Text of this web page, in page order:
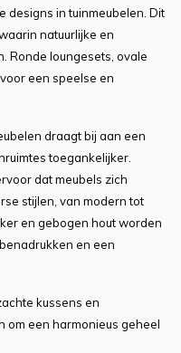
designs in tuinmeubelen. Dit
natuurlijke en
Ronde loungesets, ovale
een speelse en
draagt bij aan een
toegankelijker.
dat meubels zich
stijlen, van modern tot
en gebogen hout worden
en een
kussens en
om een harmonieus geheel